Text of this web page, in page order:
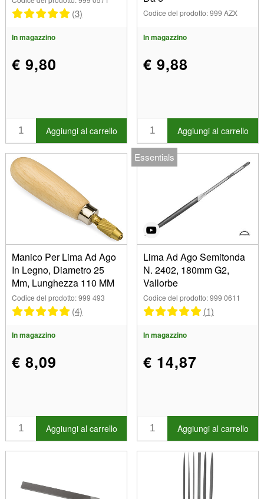
(3)
In magazzino
€ 9,80
Aggiungi al carrello
Codice del prodotto: 999 AZX
In magazzino
€ 9,88
Aggiungi al carrello
Manico Per Lima Ad Ago
In Legno, Diametro 25
Mm, Lunghezza 110 MM
Codice del prodotto: 999 493
(4)
In magazzino
€ 8,09
Aggiungi al carrello
Essentials
Lima Ad Ago Semitonda
N. 2402, 180mm G2,
Vallorbe
Codice del prodotto: 999 0611
(1)
In magazzino
€ 14,87
Aggiungi al carrello